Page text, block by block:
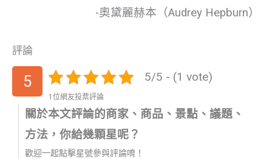
-奧黛麗赫本（Audrey Hepburn）
評論
5 5/5 - (1 vote)
1位網友投票評論
關於本文評論的商家、商品、景點、議題、
方法，你給幾顆星呢？
歡迎一起點擊星號參與評論唷！